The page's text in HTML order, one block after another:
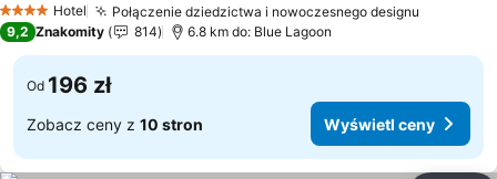
4 KategoriaHotel Połączenie dziedzictwa i nowoczesnego designu
9,2 Znakomity 814 6.8 km do: Blue Lagoon
Od 196 zł
Zobacz ceny z 10 stron Wyświetl ceny